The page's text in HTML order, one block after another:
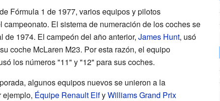
Fórmula 1 de 1977, varios equipos y pilotos
campeonato. El sistema de numeración de los coches se
de 1974. El campeón del año anterior, James Hunt, usó
coche McLaren M23. Por esta razón, el equipo
los números "11" y "12" para sus coches.
algunos equipos nuevos se unieron a la
ejemplo, Équipe Renault ElfyWilliams Grand Prix